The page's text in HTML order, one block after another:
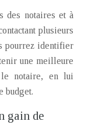
des notaires et à
plusieurs
pourrez identifier
une meilleure
le notaire, en lui
budget.
gain de